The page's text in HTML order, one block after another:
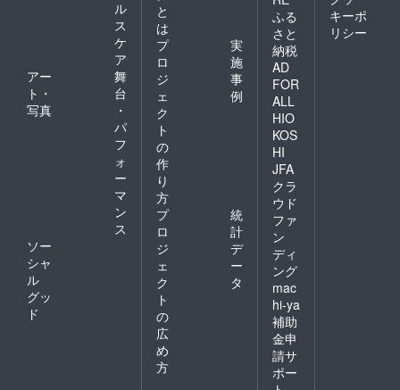
ル
ス
ケ
ア
アー
ト・
写真
舞
台
・
パ
フ
ォ
ー
マ
ン
ス
ソー
シャ
ル
グッ
ド
と
は
プ
ロ
ジ
ェ
ク
ト
の
作
り
方
実
施
事
例
プ
ロ
ジ
ェ
ク
ト
の
広
め
方
統
計
デ
ー
タ
ふる
さと
納税
AD
FOR
ALL
HIO
KOS
HI
JFA
クラ
ウド
ファ
ン
ディ
ング
mac
hi-ya
補助
金申
請サ
ポー
キーポ
リシー